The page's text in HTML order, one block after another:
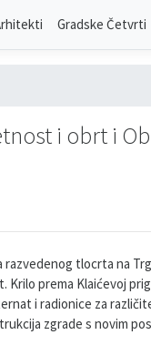
Gradske Četvrti
i obrt i
tlocrta na
prema Klaićevoj
i radionice za
zgrade s novim